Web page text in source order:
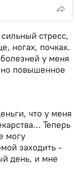
стресс,
ногах, почках.
у меня
повышенное
что у меня
Теперь
могу
заходить -
день, и мне